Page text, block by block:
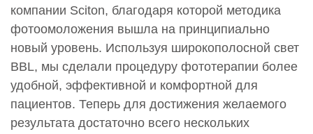
компании Sciton, благодаря которой методика
фотоомоложения вышла на принципиально
новый уровень. Используя широкополосной свет
BBL, мы сделали процедуру фототерапии более
удобной, эффективной и комфортной для
пациентов. Теперь для достижения желаемого
результата достаточно всего нескольких